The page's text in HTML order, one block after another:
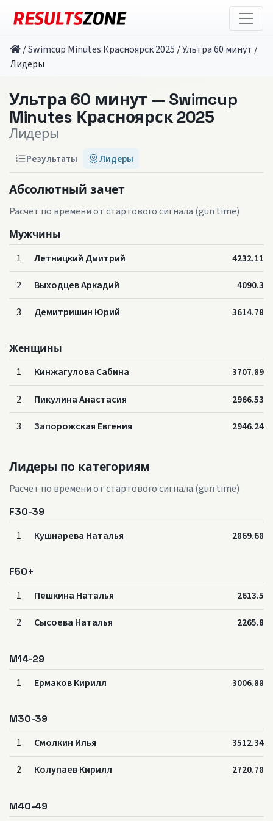
/Swimcup Minutes Красноярск 2025 /Ультра 60 минут /
Лидеры
Ультра 60 минут — Swimcup
Minutes Красноярск 2025
Лидеры
Результаты Лидеры
Абсолютный зачет
Расчет по времени от стартового сигнала (gun time)
Мужчины
1 Летницкий Дмитрий 4232.11
2 Выходцев Аркадий 4090.3
3 Демитришин Юрий 3614.78
Женщины
1 Кинжагулова Сабина 3707.89
2 Пикулина Анастасия 2966.53
3 Запорожская Евгения 2946.24
Лидеры по категориям
Расчет по времени от стартового сигнала (gun time)
F30-39
1 Кушнарева Наталья 2869.68
F50+
1 Пешкина Наталья 2613.5
2 Сысоева Наталья 2265.8
M14-29
1 Ермаков Кирилл 3006.88
M30-39
1 Смолкин Илья 3512.34
2 Колупаев Кирилл 2720.78
M40-49